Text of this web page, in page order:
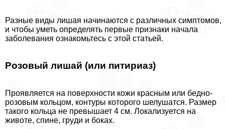
Разные виды лишая начинаются с различных симптомов,
и чтобы уметь определять первые признаки начала
заболевания ознакомьтесь с этой статьей.
Розовый лишай (или питириаз)
Проявляется на поверхности кожи красным или бедно-
розовым кольцом, контуры которого шелушатся. Размер
такого кольца не превышает 4 см. Локализуется на
животе, спине, гpyди и боках.